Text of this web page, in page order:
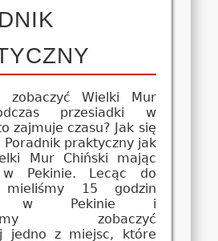
Wielki Mur
przesiadki w
zajmuje czasu? Jak się
praktyczny jak
Mur Chiński mając
w Pekinie. Lecąc do
mieliśmy 15 godzin
w Pekinie i
zobaczyć
jedno z miejsc, które